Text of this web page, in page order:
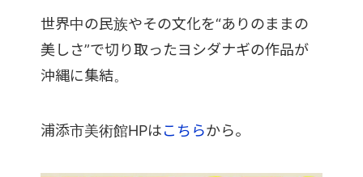
世界中の民族やその文化を“ありのままの
美しさ”で切り取ったヨシダナギの作品が
沖縄に集結。
浦添市美術館HPはこちらから。